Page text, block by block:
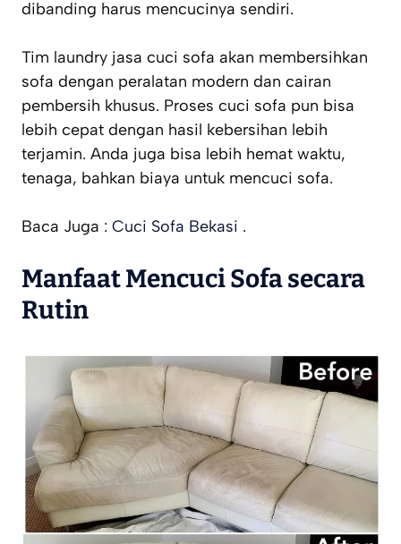
dibanding harus mencucinya sendiri.
Tim laundry jasa cuci sofa akan membersihkan
sofa dengan peralatan modern dan cairan
pembersih khusus. Proses cuci sofa pun bisa
lebih cepat dengan hasil kebersihan lebih
terjamin. Anda juga bisa lebih hemat waktu,
tenaga, bahkan biaya untuk mencuci sofa.
Baca Juga : Cuci Sofa Bekasi .
Manfaat Mencuci Sofa secara
Rutin